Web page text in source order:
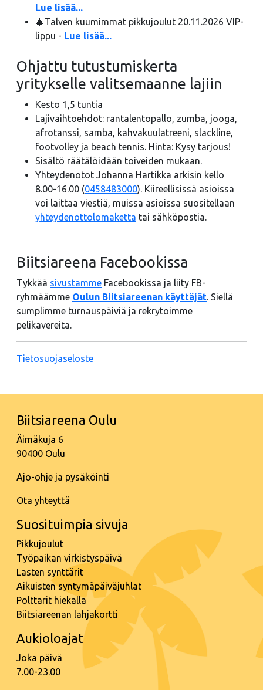
Lue lisää...
🎄Talven kuumimmat pikkujoulut 20.11.2026 VIP-
lippu - Lue lisää...
Ohjattu tutustumiskerta
yritykselle valitsemaanne lajiin
Kesto 1,5 tuntia
Lajivaihtoehdot: rantalentopallo, zumba, jooga,
afrotanssi, samba, kahvakuulatreeni, slackline,
footvolley ja beach tennis. Hinta: Kysy tarjous!
Sisältö räätälöidään toiveiden mukaan.
Yhteydenotot Johanna Hartikka arkisin kello
8.00-16.00 (0458483000). Kiireellisissä asioissa
voi laittaa viestiä, muissa asioissa suositellaan
yhteydenottolomaketta tai sähköpostia.
Biitsiareena Facebookissa
Tykkää sivustamme Facebookissa ja liity FB-
ryhmäämme Oulun Biitsiareenan käyttäjät. Siellä
sumplimme turnauspäiviä ja rekrytoimme
pelikavereita.
Tietosuojaseloste
Biitsiareena Oulu
Äimäkuja 6
90400 Oulu
Ajo-ohje ja pysäköinti
Ota yhteyttä
Suosituimpia sivuja
Pikkujoulut
Työpaikan virkistyspäivä
Lasten synttärit
Aikuisten syntymäpäiväjuhlat
Polttarit hiekalla
Biitsiareenan lahjakortti
Aukioloajat
Joka päivä
7.00-23.00